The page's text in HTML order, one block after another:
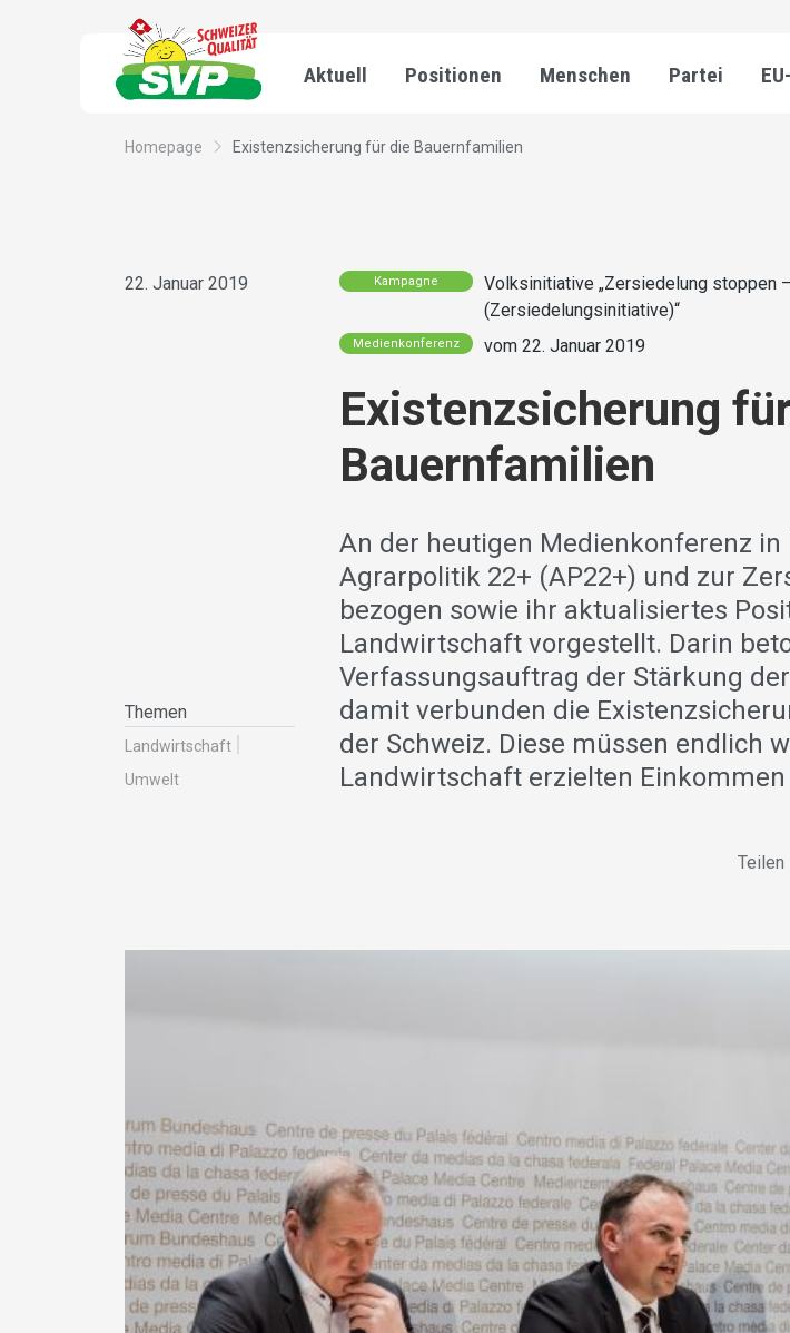
Aktuell Positionen Menschen Partei
Homepage Existenzsicherung für die Bauernfamilien
22. Januar 2019
Themen
Landwirt­schaft
Umwelt
Kampagne
Volksinitiative „Zersiedelung stoppen
(Zersiedelungsinitiative)“
Medienkonferenz vom 22. Januar 2019
Existenzsicherung
Bauernfamilien
An der heutigen Medienkonferenz in
Agrarpolitik 22+ (AP22+) und zur
bezogen sowie ihr aktualisiertes
Landwirtschaft vorgestellt. Darin
Verfassungsauftrag der Stärkung
damit verbunden die
der Schweiz. Diese müssen endlich
Landwirtschaft erzielten
Teilen